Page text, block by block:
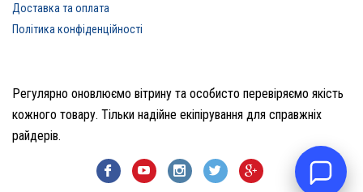
Доставка та оплата
Політика конфіденційності
Регулярно оновлюємо вітрину та особисто перевіряємо якість
кожного товару. Тільки надійне екіпірування для справжніх
райдерів.